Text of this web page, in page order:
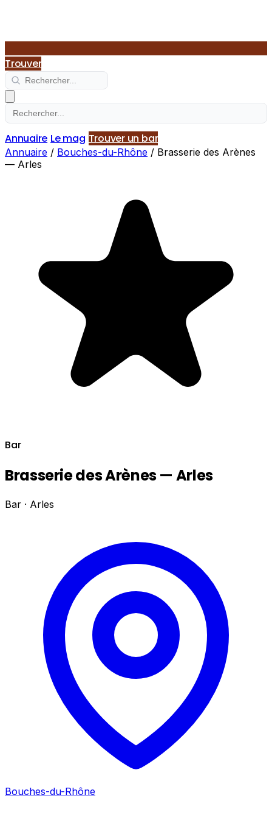
Trouver
Annuaire Le mag Trouver un bar
Annuaire / Bouches-du-Rhône / Brasserie des Arènes
— Arles
Bar
Brasserie des Arènes — Arles
Bar · Arles
Bouches-du-Rhône